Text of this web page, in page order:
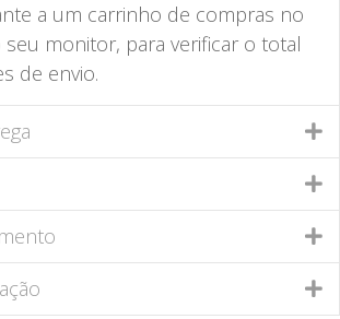
a um carrinho de compras no
monitor, para verificar o total
de envio.